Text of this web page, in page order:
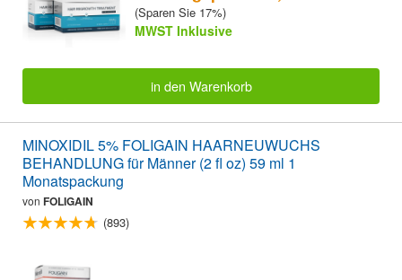
(Sparen Sie 17%)
MWST Inklusive
in den Warenkorb
MINOXIDIL 5% FOLIGAIN HAARNEUWUCHS
BEHANDLUNG für Männer (2 fl oz) 59 ml 1
Monatspackung
von FOLIGAIN
(893)